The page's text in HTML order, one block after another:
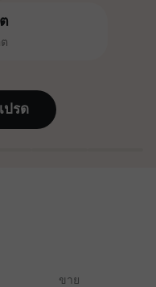
เงิน
ำไรเพิ่ม
ปรด
ขาย